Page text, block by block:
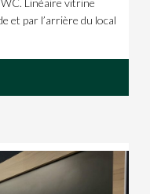
et par l’arrière du local